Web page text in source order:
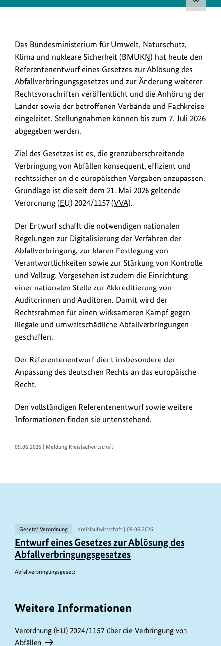
Ziel
des
Gesetzes
ist
es,
die
grenzüberschreitende
Verbringung
von
Abfällen
konsequent,
effizient
und
rechtssicher
die
europäischen
Vorgaben
anzupassen.
Das Bundesministerium für Umwelt, Naturschutz,
Klima und nukleare Sicherheit (BMUKN) hat heute den
Referentenentwurf eines Gesetzes zur Ablösung des
Abfallverbringungsgesetzes und zur Änderung weiterer
Rechtsvorschriften veröffentlicht und die Anhörung der
Länder sowie der betroffenen Verbände und Fachkreise
eingeleitet. Stellungnahmen können bis zum 7. Juli 2026
abgegeben werden.
Ziel des Gesetzes ist es, die grenzüberschreitende
Verbringung von Abfällen konsequent, effizient und
rechtssicher an die europäischen Vorgaben anzupassen.
Grundlage ist die seit dem 21. Mai 2026 geltende
Verordnung (EU) 2024/1157 (VVA).
Der Entwurf schafft die notwendigen nationalen
Regelungen zur Digitalisierung der Verfahren der
Abfallverbringung, zur klaren Festlegung von
Verantwortlichkeiten sowie zur Stärkung von Kontrolle
und Vollzug. Vorgesehen ist zudem die Einrichtung
einer nationalen Stelle zur Akkreditierung von
Auditorinnen und Auditoren. Damit wird der
Rechtsrahmen für einen wirksameren Kampf gegen
illegale und umweltschädliche Abfallverbringungen
geschaffen.
Der Referentenentwurf dient insbesondere der
Anpassung des deutschen Rechts an das europäische
Recht.
Den vollständigen Referentenentwurf sowie weitere
Informationen finden sie untenstehend.
09.06.2026 | Meldung Kreislaufwirtschaft
V
e
r
w
n
d
t
Gesetz/ Verordnung Kreislaufwirtschaft | 09.06.2026
Entwurf eines Gesetzes zur Ablösung des
Abfallverbringungsgesetzes
Abfallverbringungsgesetz
Weitere Informationen
Verordnung (EU) 2024/1157 über die Verbringung von
Abfällen